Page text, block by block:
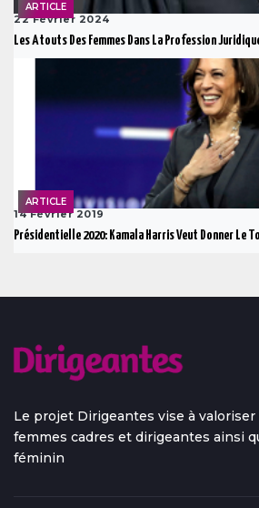
ARTICLE
22 Février 2024
Les Atouts Des Femmes Dans La Profession
ARTICLE
14 Février 2019
Présidentielle 2020: Kamala Harris Veut Donner Le
Le projet Dirigeantes vise à
femmes cadres et dirigeantes ainsi
féminin